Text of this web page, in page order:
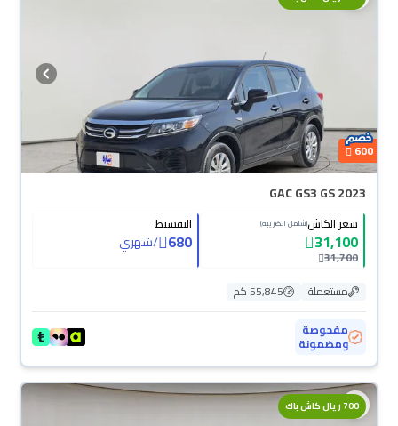
600
GAC GS3 GS 2023
سعر الكاش(شامل الضريبة)
31,100
31,700
التقسيط
680
/شهري
مستعملة
55,845 كم
مفحوصة
ومضمونة
700 ريال كاش باك